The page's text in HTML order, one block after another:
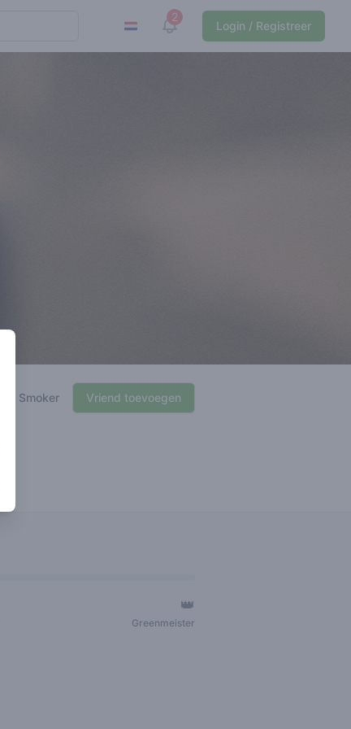
2
View notifications
Login / Registreer
🌱 Smoker Vriend toevoegen
👑
Greenmeister